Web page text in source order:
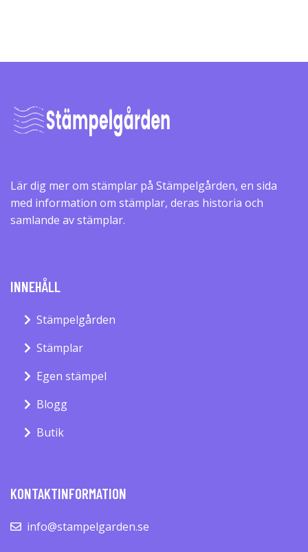
Lär dig mer om stämplar på Stämpelgården, en sida
med information om stämplar, deras historia och
samlande av stämplar.
INNEHÅLL
Stämpelgården
Stämplar
Egen stämpel
Blogg
Butik
KONTAKTINFORMATION
info@stampelgarden.se